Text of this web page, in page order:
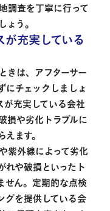
調査を丁寧に行って
ょう。
が充実している
きは、アフターサー
にチェックしましょ
が充実している会社
損や劣化トラブルに
ます。
紫外線によって劣化
れや破損といったト
せん。定期的な点検
グを提供している会